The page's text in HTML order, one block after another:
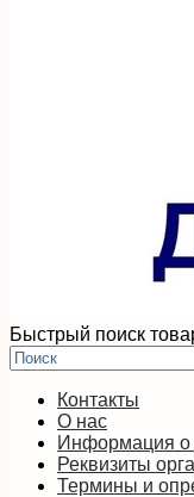
Быстрый поиск
Контакты
О нас
Информация о
Реквизиты
Термины и